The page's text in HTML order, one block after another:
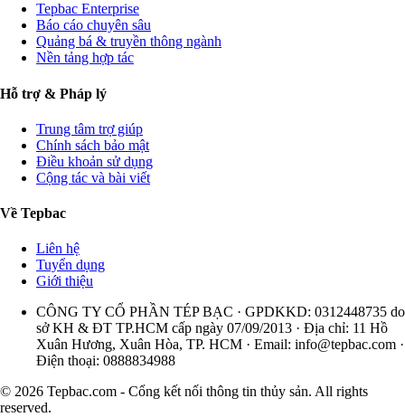
Tepbac Enterprise
Báo cáo chuyên sâu
Quảng bá & truyền thông ngành
Nền tảng hợp tác
Hỗ trợ & Pháp lý
Trung tâm trợ giúp
Chính sách bảo mật
Điều khoản sử dụng
Cộng tác và bài viết
Về Tepbac
Liên hệ
Tuyển dụng
Giới thiệu
CÔNG TY CỔ PHẦN TÉP BẠC · GPDKKD: 0312448735 do
sở KH & ĐT TP.HCM cấp ngày 07/09/2013 · Địa chỉ: 11 Hồ
Xuân Hương, Xuân Hòa, TP. HCM · Email: info@tepbac.com ·
Điện thoại: 0888834988
© 2026 Tepbac.com - Cổng kết nối thông tin thủy sản. All rights
reserved.